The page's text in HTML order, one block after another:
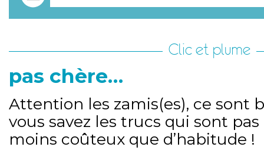
Clic et plume
pas chère…
Attention les zamis(es), ce sont
vous savez les trucs qui sont
moins coûteux que d’habitude !